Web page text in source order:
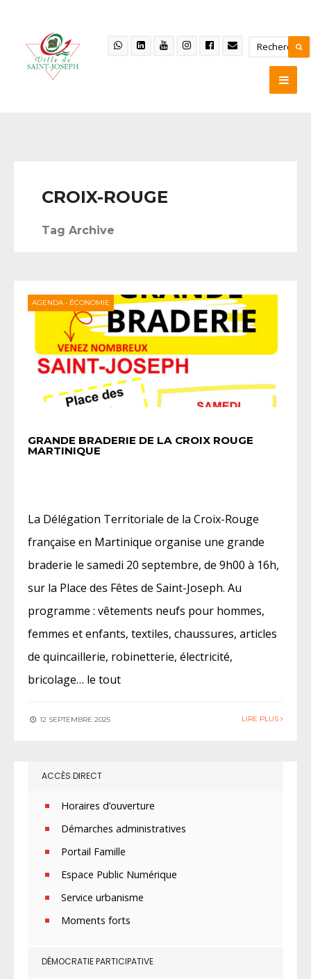
CROIX-ROUGE
Tag Archive
AGENDA • ÉCONOMIE
GRANDE BRADERIE DE LA CROIX ROUGE
MARTINIQUE
La Délégation Territoriale de la Croix-Rouge
française en Martinique organise une grande
braderie le samedi 20 septembre, de 9h00 à 16h,
sur la Place des Fêtes de Saint-Joseph. Au
programme : vêtements neufs pour hommes,
femmes et enfants, textiles, chaussures, articles
de quincaillerie, robinetterie, électricité,
bricolage… le tout
12 SEPTEMBRE 2025 LIRE PLUS
ACCÈS DIRECT
Horaires d’ouverture
Démarches administratives
Portail Famille
Espace Public Numérique
Service urbanisme
Moments forts
DÉMOCRATIE PARTICIPATIVE